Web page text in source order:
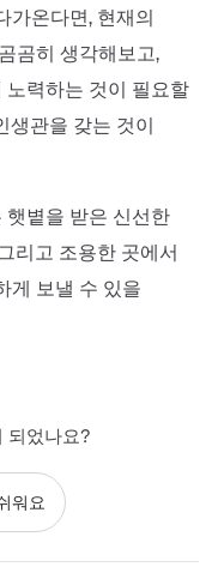
가온다면, 현재의
곰히 생각해보고,
력하는 것이 필요할
생관을 갖는 것이
볕을 받은 신선한
리고 조용한 곳에서
게 보낼 수 있을
되었나요?
워요